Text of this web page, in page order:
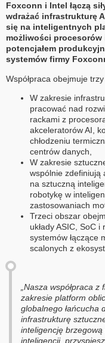
Foxconn i Intel łączą
wdrażać infrastrukturę
się na inteligentnych
możliwości procesorów
potencjałem
systemów firmy
Współpraca obejmuje
W zakresie
pracować nad
rackami z
akceleratorów AI,
chłodzeniu
centrów danych,
W zakresie
wspólnie zdefiniują
na sztuczną
robotykę w
zastosowaniach
Trzeci obszar
układy ASIC, SoC
systemów łączące
scalonych z
„Nasza współpraca
zakresie platform
globalnego łańcucha
infrastrukturę
inteligencję
inteligencji,